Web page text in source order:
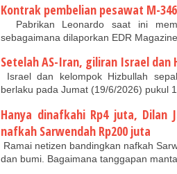
Kontrak pembelian pesawat M-
Pabrikan Leonardo saat ini
sebagaimana dilaporkan EDR
Setelah AS-Iran, giliran Israel
Israel dan kelompok Hizbullah
berlaku pada Jumat (19/6/2026) pukul
Hanya dinafkahi Rp4 juta,
nafkah Sarwendah Rp200 juta
Ramai netizen bandingkan nafkah
dan bumi. Bagaimana tanggapan